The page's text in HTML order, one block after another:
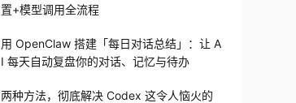
置+模型调用全流程
用 OpenClaw 搭建「每日对话总结」：让 A
I 每天自动复盘你的对话、记忆与待办
两种方法，彻底解决 Codex 这令人恼火的